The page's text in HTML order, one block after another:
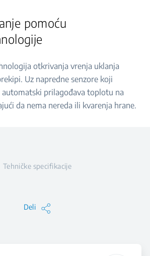
pomoću
otkrivanja vrenja uklanja
Uz napredne senzore koji
prilagođava toplotu na
da nema nereda ili kvarenja hrane.
Tehničke specifikacije
Deli